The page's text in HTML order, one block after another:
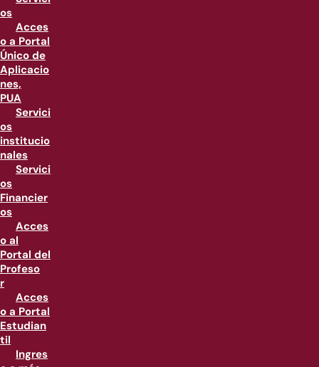
os
Acces
o a Portal
Único de
Aplicacio
nes,
PUA
Servici
os
institucio
nales
Servici
os
Financier
os
Acces
o al
Portal del
Profeso
r
Acces
o a Portal
Estudian
til
Ingres